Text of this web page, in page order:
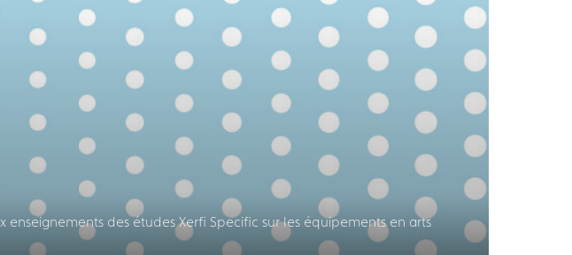
des études Xerfi Specific sur les équipements en arts